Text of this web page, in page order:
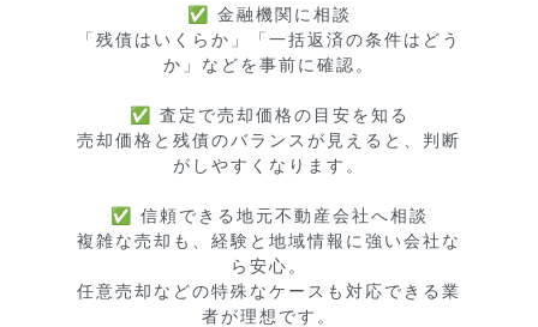
✅ 金融機関に相談
「残債はいくらか」「一括返済の条件はどう
か」などを事前に確認。
✅ 査定で売却価格の目安を知る
売却価格と残債のバランスが見えると、判断
がしやすくなります。
✅ 信頼できる地元不動産会社へ相談
複雑な売却も、経験と地域情報に強い会社な
ら安心。
任意売却などの特殊なケースも対応できる業
者が理想です。